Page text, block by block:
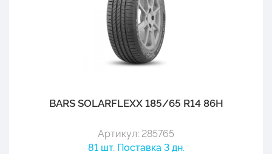
BARS SOLARFLEXX 185/65 R14 86H
Артикул: 285765
81 шт. Поставка 3 дн.